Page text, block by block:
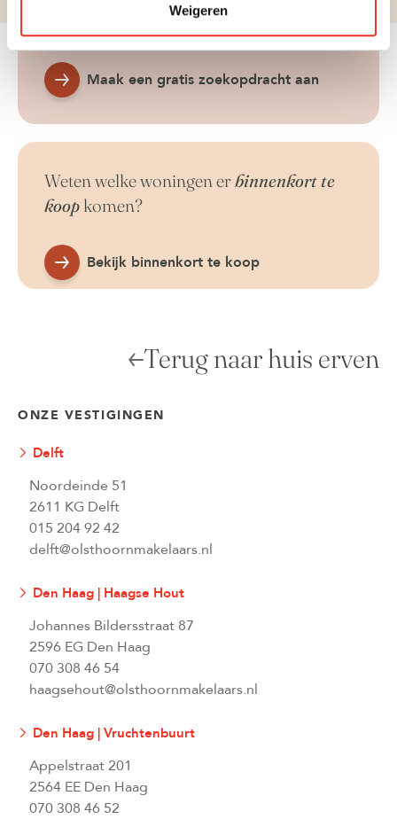
Weigeren
eerste op de hoogte
Maak een gratis zoekopdracht aan
Weten welke woningen erbinnenkort te
koopkomen?
Bekijk binnenkort te koop
Terug naar huis erven
ONZE VESTIGINGEN
Delft
Noordeinde 51
2611 KG Delft
015 204 92 42
delft@olsthoornmakelaars.nl
Den Haag | Haagse Hout
Johannes Bildersstraat 87
2596 EG Den Haag
070 308 46 54
haagsehout@olsthoornmakelaars.nl
Den Haag | Vruchtenbuurt
Appelstraat 201
2564 EE Den Haag
070 308 46 52